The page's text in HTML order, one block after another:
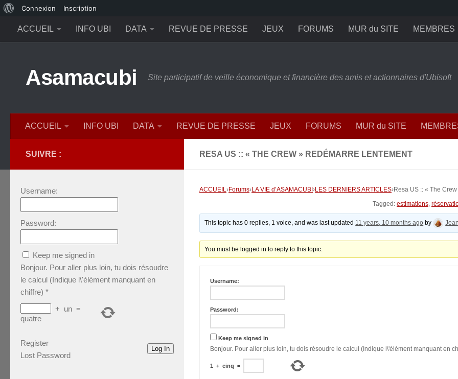
propos
de
Connexion Inscription
ACCUEIL
INFO UBI DATA REVUE DE PRESSE JEUX FORUMS MUR du SITE MEMBRES
Asamacubi Site participatif de veille économique et financière des amis et actionnaires d'Ubisoft
ACCUEIL INFO UBI DATA REVUE DE PRESSE JEUX FORUMS MUR du SITE
RESA US :: « THE CREW » REDÉMARRE LENTEMENT
ACCUEIL›Forums›LA VIE d’ASAMACUBI ›LES DERNIERS ARTICLES›Resa US :: « The
Tagged: estimations,
This topic has 0 replies, 1 voice, and was last updated 11 years, 10 months ago by
You must be logged in to reply to this topic.
Username:
Password:
Keep me signed in
Bonjour. Pour aller plus loin, tu dois résoudre le calcul (Indique l\'élément manquant en
1 + cinq =
SUIVRE :
Username:
Password:
Keep me signed in
Bonjour. Pour aller plus loin, tu dois résoudre
le calcul (Indique l\'élément manquant en
chiffre) *
+ un =
quatre
Log In
Register
Lost Password